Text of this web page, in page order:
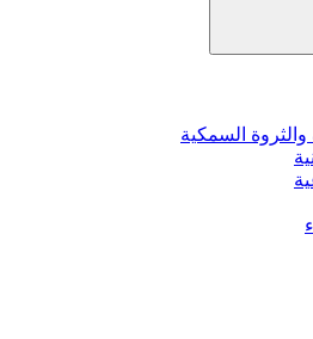
والثروة السمكية